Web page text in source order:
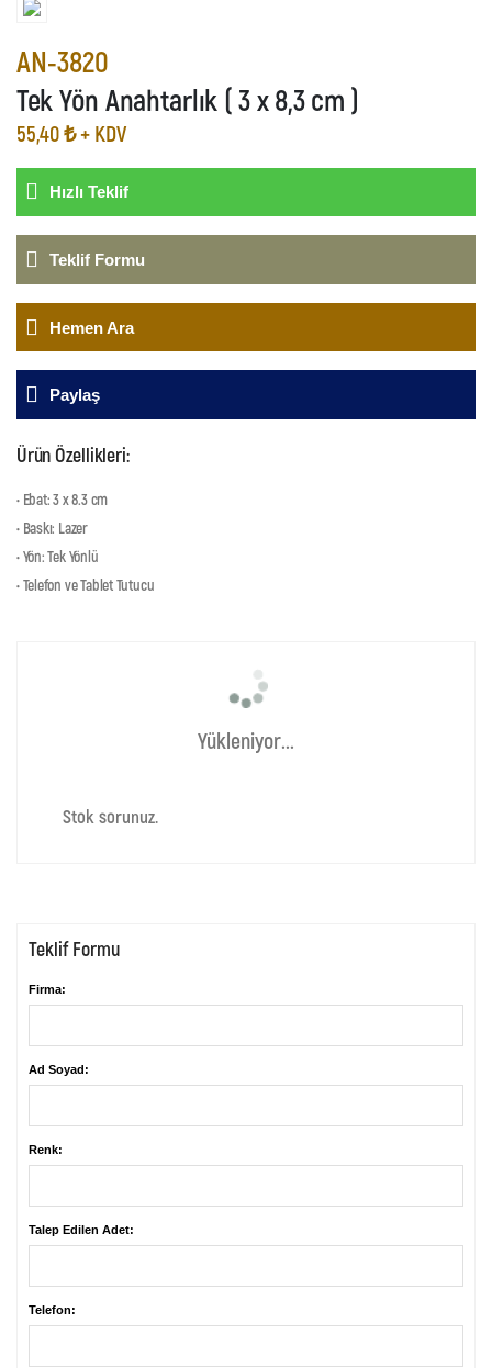
AN-3820
Tek Yön Anahtarlık ( 3 x 8,3 cm )
55,40 ₺ + KDV
Hızlı Teklif
Teklif Formu
Hemen Ara
Paylaş
Ürün Özellikleri:
• Ebat: 3 x 8.3 cm
• Baskı: Lazer
• Yön: Tek Yönlü
• Telefon ve Tablet Tutucu
Yükleniyor...
Stok sorunuz.
Teklif Formu
Firma:
Ad Soyad:
Renk:
Talep Edilen Adet:
Telefon: